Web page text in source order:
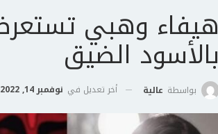
هيفاء وهبي
بالأسود الضيق
بواسطة عالية أخر تعديل في نوفمبر 14, 2022